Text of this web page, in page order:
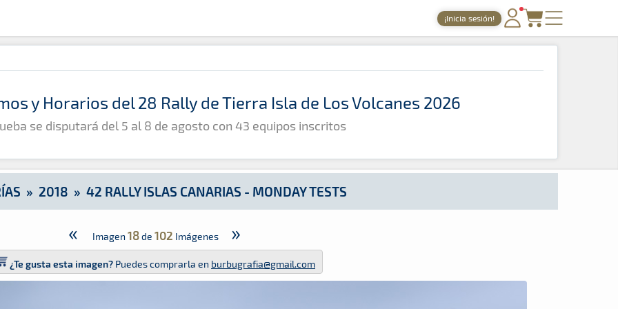
¡Inicia sesión!
PORTADA
TIEMPOS ONLINE
GALERÍAS
ARCHIVO
Tests
y Horarios del 28 Rally de Tierra Isla de Los Volcanes 2026
se disputará del 5 al 8 de agosto con 43 equipos inscritos
» 2018 » 42 RALLY ISLAS CANARIAS - MONDAY TESTS
« Imagen 18de 102 Imágenes »
¿Te gusta esta imagen? Puedes comprarla en burbugrafia@gmail.com